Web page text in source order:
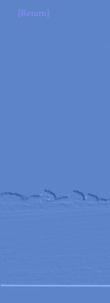
[Return]